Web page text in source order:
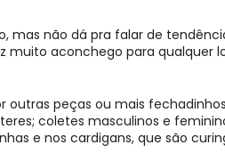
mas não dá pra falar de
muito aconchego para qualquer
outras peças ou mais
coletes masculinos e
e nos cardigans, que são